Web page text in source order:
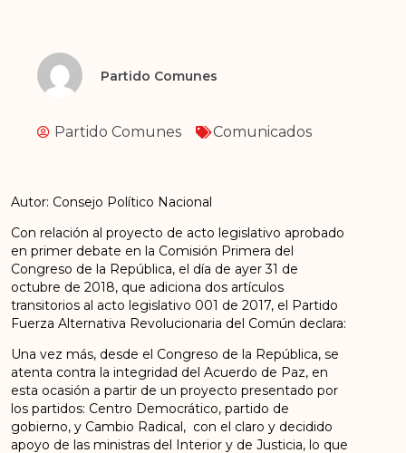
Partido Comunes
Partido Comunes Comunicados
Autor: Consejo Político Nacional
Con relación al proyecto de acto legislativo aprobado
en primer debate en la Comisión Primera del
Congreso de la República, el día de ayer 31 de
octubre de 2018, que adiciona dos artículos
transitorios al acto legislativo 001 de 2017, el Partido
Fuerza Alternativa Revolucionaria del Común declara:
Una vez más, desde el Congreso de la República, se
atenta contra la integridad del Acuerdo de Paz, en
esta ocasión a partir de un proyecto presentado por
los partidos: Centro Democrático, partido de
gobierno, y Cambio Radical, con el claro y decidido
apoyo de las ministras del Interior y de Justicia, lo que